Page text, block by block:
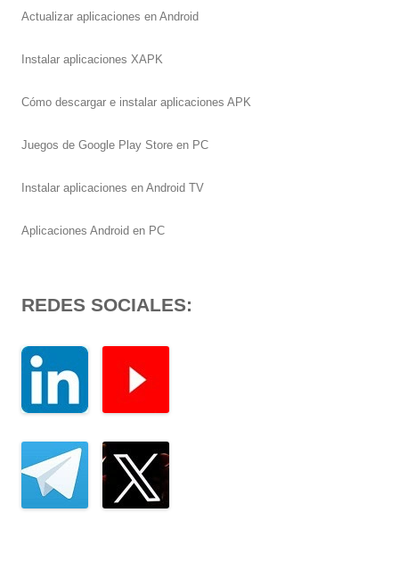
Actualizar aplicaciones en Android
Instalar aplicaciones XAPK
Cómo descargar e instalar aplicaciones APK
Juegos de Google Play Store en PC
Instalar aplicaciones en Android TV
Aplicaciones Android en PC
REDES SOCIALES: